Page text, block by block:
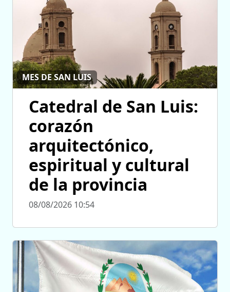
MES DE SAN LUIS
Catedral de San Luis:
corazón
arquitectónico,
espiritual y cultural
de la provincia
08/08/2026 10:54